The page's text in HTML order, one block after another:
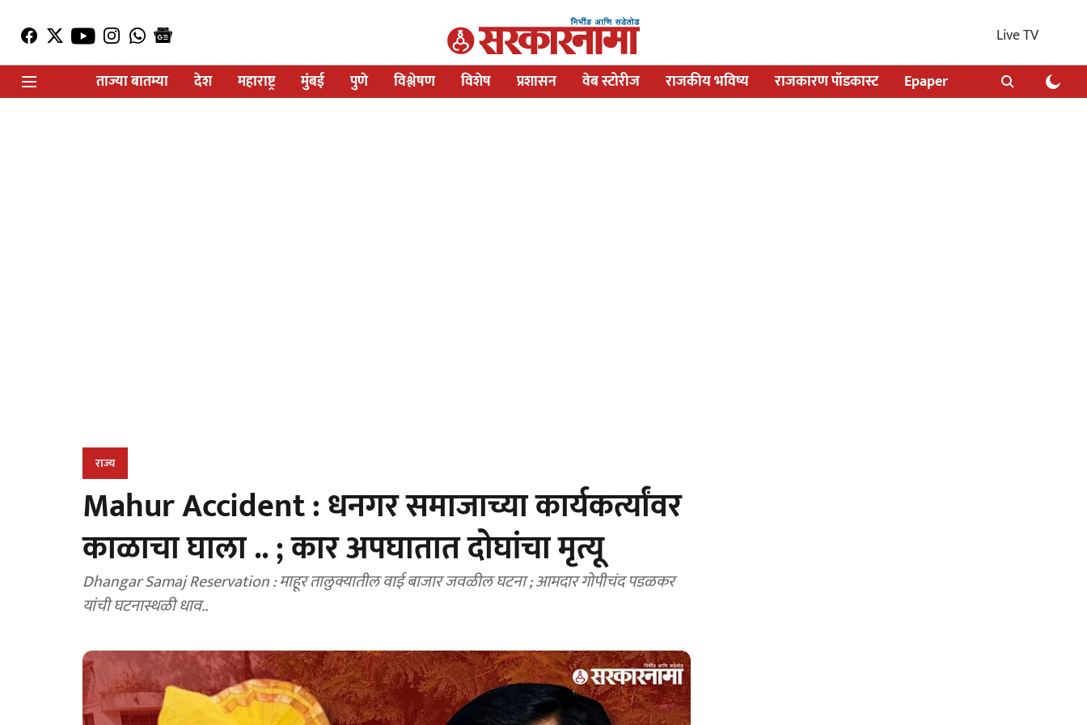
Live TV
ताज्या बातम्या
देश महाराष्ट्र मुंबई पुणे विश्लेषण विशेष प्रशासन वेब स्टोरीज राजकीय भविष्य राजकारण पॉडकास्ट Epaper
राज्य
Mahur Accident : धनगर समाजाच्या कार्यकर्त्यांवर
काळाचा घाला .. ; कार अपघातात दोघांचा मृत्यू
Dhangar Samaj Reservation : माहूर तालुक्यातील वाई बाजार जवळील घटना ; आमदार गोपीचंद पडळकर
यांची घटनास्थळी धाव..